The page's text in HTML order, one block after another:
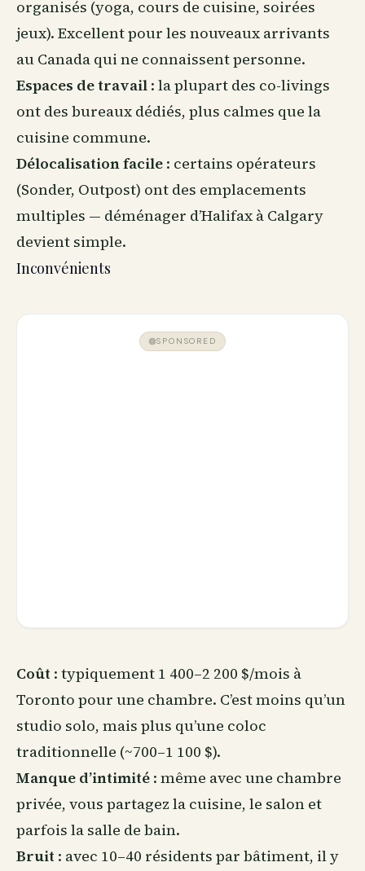
organisés (yoga, cours de cuisine, soirées
jeux). Excellent pour les nouveaux arrivants
au Canada qui ne connaissent personne.
Espaces de travail : la plupart des co-livings
ont des bureaux dédiés, plus calmes que la
cuisine commune.
Délocalisation facile : certains opérateurs
(Sonder, Outpost) ont des emplacements
multiples — déménager d’Halifax à Calgary
devient simple.
Inconvénients
SPONSORED
Coût : typiquement 1 400–2 200 $/mois à
Toronto pour une chambre. C’est moins qu’un
studio solo, mais plus qu’une coloc
traditionnelle (~700–1 100 $).
Manque d’intimité : même avec une chambre
privée, vous partagez la cuisine, le salon et
parfois la salle de bain.
Bruit : avec 10–40 résidents par bâtiment, il y